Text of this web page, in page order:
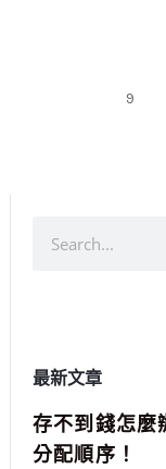
9
最新文章
存不到錢怎麼
分配順序！